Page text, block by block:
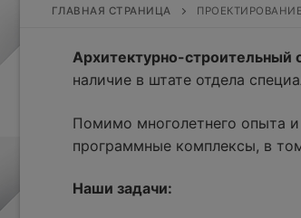
ГЛАВНАЯ СТРАНИЦА
Архитектурно-строительный
наличие в штате отдела
Помимо многолетнего опыта
программные комплексы, в
Наши задачи: